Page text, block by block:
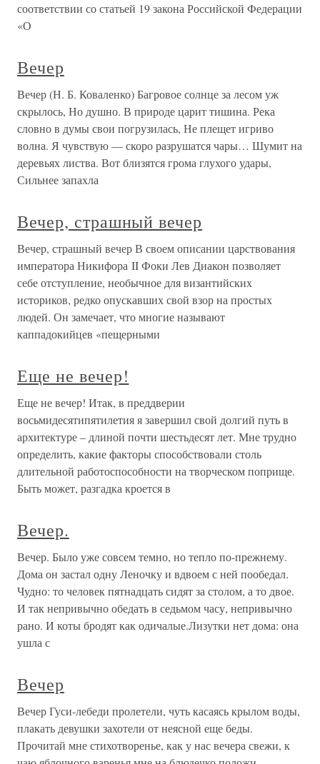
соответствии со статьей 19 закона Российской Федерации
«О
Вечер
Вечер (Н. Б. Коваленко) Багровое солнце за лесом уж
скрылось, Но душно. В природе царит тишина. Река
словно в думы свои погрузилась, Не плещет игриво
волна. Я чувствую — скоро разрушатся чары… Шумит на
деревьях листва. Вот близятся грома глухого удары,
Сильнее запахла
Вечер, страшный вечер
Вечер, страшный вечер В своем описании царствования
императора Никифора II Фоки Лев Диакон позволяет
себе отступление, необычное для византийских
историков, редко опускавших свой взор на простых
людей. Он замечает, что многие называют
каппадокийцев «пещерными
Еще не вечер!
Еще не вечер! Итак, в преддверии
восьмидесятипятилетия я завершил свой долгий путь в
архитектуре – длиной почти шестьдесят лет. Мне трудно
определить, какие факторы способствовали столь
длительной работоспособности на творческом поприще.
Быть может, разгадка кроется в
Вечер.
Вечер. Было уже совсем темно, но тепло по-прежнему.
Дома он застал одну Леночку и вдвоем с ней пообедал.
Чудно: то человек пятнадцать сидят за столом, а то двое.
И так непривычно обедать в седьмом часу, непривычно
рано. И коты бродят как одичалые.Лизутки нет дома: она
ушла с
Вечер
Вечер Гуси-лебеди пролетели, чуть касаясь крылом воды,
плакать девушки захотели от неясной еще беды.
Прочитай мне стихотворенье, как у нас вечера свежи, к